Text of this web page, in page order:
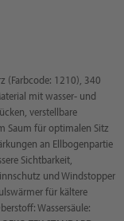
(Farbcode: 1210), 340
mit wasser- und
verstellbare
Saum für optimalen Sitz
an Ellbogenpartie
Sichtbarkeit,
und Windstopper
für kältere
Wassersäule: